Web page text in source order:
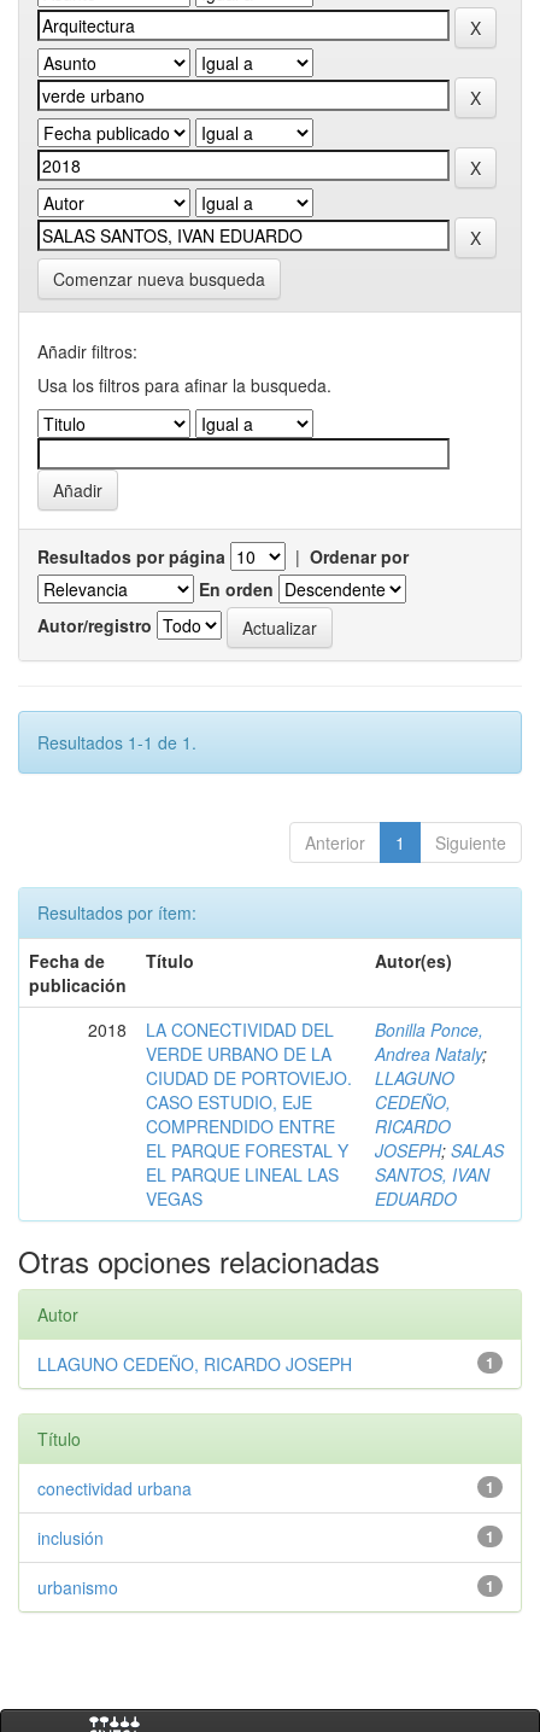
Comenzar nueva busqueda
Añadir filtros:
Usa los filtros para afinar la busqueda.
Resultados por página | Ordenar por
En orden
Autor/registro
Resultados 1-1 de 1.
Anterior 1 Siguiente
Resultados por ítem:
Fecha de
publicación
Título Autor(es)
2018
LA CONECTIVIDAD DEL
VERDE URBANO DE LA
CIUDAD DE PORTOVIEJO.
CASO ESTUDIO, EJE
COMPRENDIDO ENTRE
EL PARQUE FORESTAL Y
EL PARQUE LINEAL LAS
VEGAS
Bonilla Ponce,
Andrea Nataly;
LLAGUNO
CEDEÑO,
RICARDO
JOSEPH; SALAS
SANTOS, IVAN
EDUARDO
Otras opciones relacionadas
Autor
1
LLAGUNO CEDEÑO, RICARDO JOSEPH
Título
1
conectividad urbana
1
inclusión
1
urbanismo